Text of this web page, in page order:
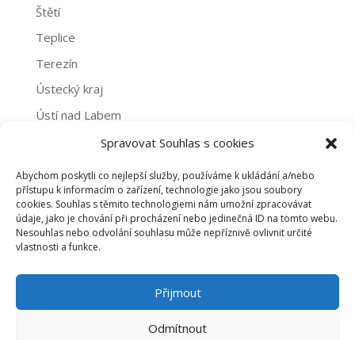
Spravovat Souhlas s cookies
Abychom poskytli co nejlepší služby, používáme k ukládání a/nebo
přístupu k informacím o zařízení, technologie jako jsou soubory
cookies. Souhlas s těmito technologiemi nám umožní zpracovávat
údaje, jako je chování při procházení nebo jedinečná ID na tomto webu.
Nesouhlas nebo odvolání souhlasu může nepříznivě ovlivnit určité
vlastnosti a funkce.
Přijmout
Odmítnout
Štětí
Teplice
Terezín
Ústecký kraj
Ústí nad Labem
Archivy
Archivy
PROHLÁŠENÍ O NAKLÁDÁNÍ S OSOBNÍMI ÚDAJI
ZÁSADY COOKIES (EU)